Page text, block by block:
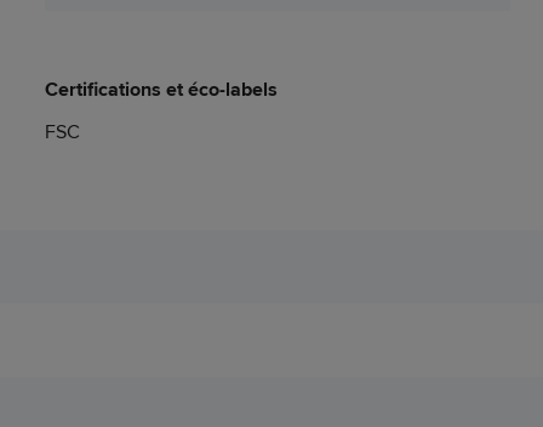
Certifications et éco-labels
FSC